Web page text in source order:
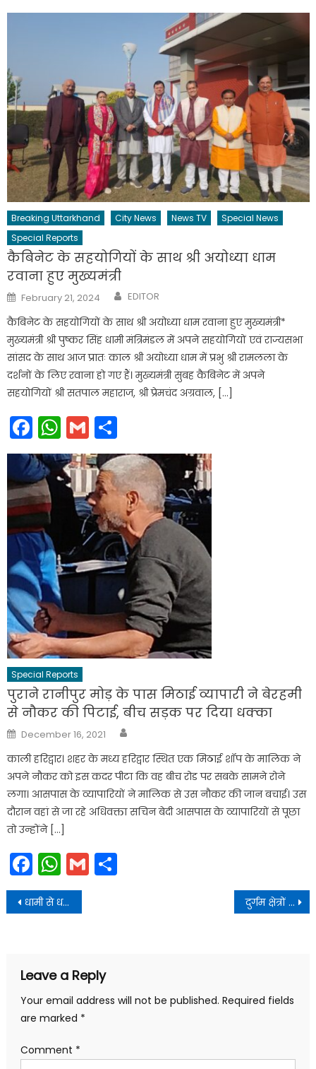
Breaking Uttarkhand City News News TV
Special News
Special Reports
कैबिनेट के सहयोगियों के साथ श्री अयोध्या धाम
रवाना हुए मुख्यमंत्री
Posted
on
February 21, 2024 Author
EDITOR
कैबिनेट के सहयोगियों के साथ श्री अयोध्या धाम रवाना हुए मुख्यमंत्री*
मुख्यमंत्री श्री पुष्कर सिंह धामी मंत्रिमंडल में अपने सहयोगियों एवं राज्यसभा
सांसद के साथ आज प्रातः काल श्री अयोध्या धाम में प्रभु श्री रामलला के
दर्शनों के लिए रवाना हो गए हैं। मुख्यमंत्री सुबह कैबिनेट में अपने
सहयोगियों श्री सतपाल महाराज, श्री प्रेमचंद अग्रवाल, […]
Facebook
WhatsApp
Gmail
Special Reports
पुराने रानीपुर मोड़ के पास मिठाई व्यापारी ने बेरहमी
से नौकर की पिटाई, बीच सड़क पर दिया धक्का
Posted
on
December 16, 2021
काली हरिद्वार। शहर के मध्य हरिद्वार स्थित एक मिठाई शॉप के मालिक ने
अपने नौकर को इस कदर पीटा कि वह बीच रोड पर सबके सामने रोने
लगा। आसपास के व्यापारियों ने मालिक से उस नौकर की जान बचाई। उस
दौरान वहां से जा रहे अधिवक्ता सचिन बेदी आसपास के व्यापारियों से पूछा
तो उन्होंने […]
Facebook
WhatsApp
Gmail
Post
navigation
धामी से धनोल्टी विधानसभा क्षेत्र से विधायक प्रीतम सिंह पंवार ने शिष्टाचार भेंट की दुर्गम क्षेत्रों में तैनात वन कर्मियों को अब आवासीय भत्ता दिए जाने का निर्णय लिया
Leave a Reply
Your email address will not be published. Required fields
are marked *
Comment *